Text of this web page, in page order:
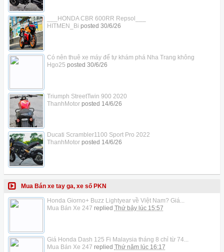
___HONDA CBR 600RR Repsol___
HITMEN_Bi posted 30/6/26
Có nên thuê xe máy để tự khám phá Nha Trang không
Hgo25 posted 30/6/26
Triumph StreetTwin 900 2020
ThanhMotorposted 14/6/26
Ducati Scrambler1100 Sport Pro 2022
ThanhMotorposted 14/6/26
Mua Bán xe tay ga, xe số PKN
Honda Giorno+ Buzz Lightyear về Việt Nam? Giá...
Mua Bán Xe 247 replied Thứ bảy lúc 15:57
Giá Honda Dash 125 Fi Malaysia tháng 8 chỉ từ 74...
Mua Bán Xe 247 replied Thứ năm lúc 16:17